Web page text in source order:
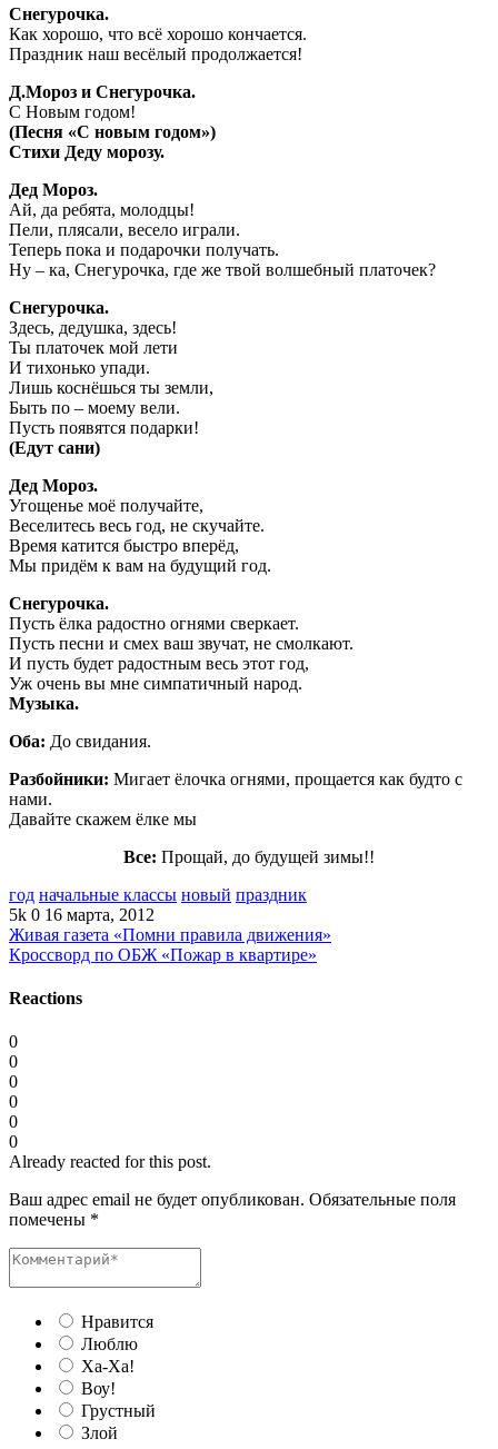
Снегурочка.
Как хорошо, что всё хорошо кончается.
Праздник наш весёлый продолжается!
Д.Мороз и Снегурочка.
С Новым годом!
(Песня «С новым годом»)
Стихи Деду морозу.
Дед Мороз.
Ай, да ребята, молодцы!
Пели, плясали, весело играли.
Теперь пока и подарочки получать.
Ну – ка, Снегурочка, где же твой волшебный платочек?
Снегурочка.
Здесь, дедушка, здесь!
Ты платочек мой лети
И тихонько упади.
Лишь коснёшься ты земли,
Быть по – моему вели.
Пусть появятся подарки!
(Едут сани)
Дед Мороз.
Угощенье моё получайте,
Веселитесь весь год, не скучайте.
Время катится быстро вперёд,
Мы придём к вам на будущий год.
Снегурочка.
Пусть ёлка радостно огнями сверкает.
Пусть песни и смех ваш звучат, не смолкают.
И пусть будет радостным весь этот год,
Уж очень вы мне симпатичный народ.
Музыка.
Оба: До свидания.
Разбойники: Мигает ёлочка огнями, прощается как будто с
нами.
Давайте скажем ёлке мы
Все: Прощай, до будущей зимы!!
год начальные классы новый праздник
5k 0 16 марта, 2012
Живая газета «Помни правила движения»
Кроссворд по ОБЖ «Пожар в квартире»
Reactions
0
0
0
0
0
0
Already reacted for this post.
Ваш адрес email не будет опубликован. Обязательные поля
помечены *
Нравится
Люблю
Ха-Ха!
Воу!
Грустный
Злой